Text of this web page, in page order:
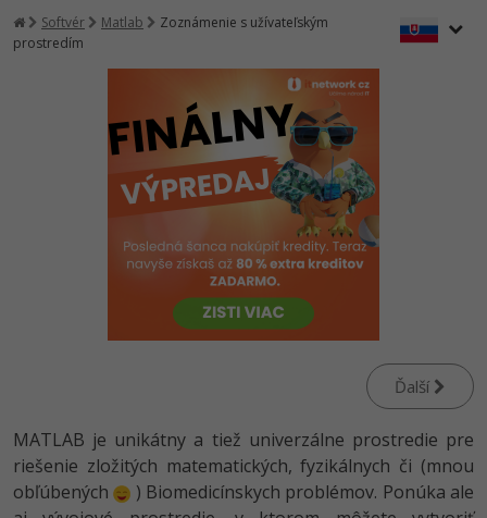
Kurzy programovania
C# .NET -80%
Python -80%
JavaScript -80%
Kotlin -80%
-80%
Kurzy e-commerce
Testovanie softvéru
Marketing -30%
WordPress
SEO -30%
MS Office -80%
Kurzy dizajnu
HTML/CSS -80%
Photoshop -80%
Adobe Illustrator -80%
Adobe Lightroom -30%
Adobe After Effects
Blog
Softvér Matlab
Zoznámenie s užívateľským
prostredím
Ďalší
MATLAB je unikátny a tiež univerzálne prostredie pre
riešenie zložitých matematických, fyzikálnych či (mnou
obľúbených
) Biomedicínskych problémov. Ponúka ale